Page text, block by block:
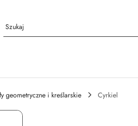
geometryczne i kreślarskie
Cyrkiel